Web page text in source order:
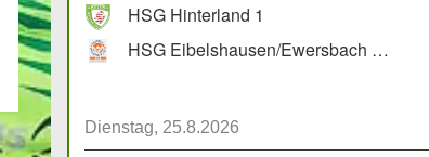
HSG Hinterland 1
HSG Eibelshausen/Ewersbach GbR 2
Dienstag, 25.8.2026